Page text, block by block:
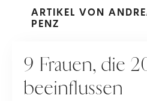
ARTIKEL VON
PENZ
9 Frauen, die
beeinflussen